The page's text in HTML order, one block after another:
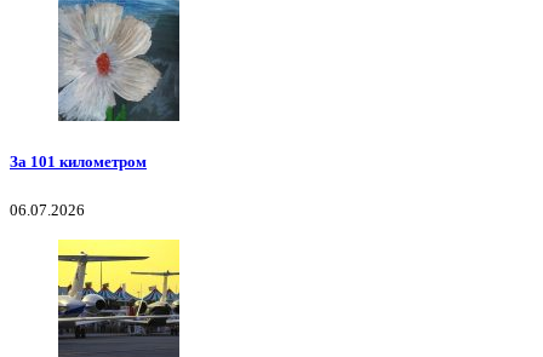
За 101 километром
06.07.2026